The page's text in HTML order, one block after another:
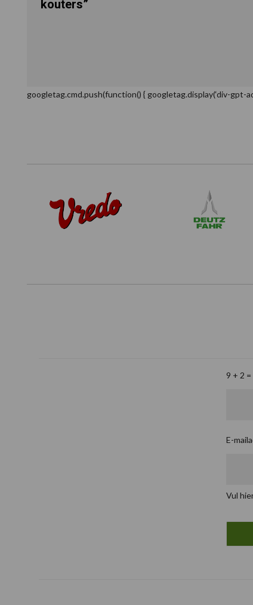
kouters”
googletag.cmd.push(function() { googletag.display(‘div-gpt-
9 + 2 =
E-
Vul